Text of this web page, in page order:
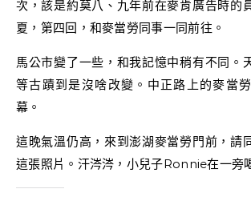
次，該是約莫八、九年前在麥肯廣告時的
夏，第四回，和麥當勞同事一同前往。
馬公市變了一些，和我記憶中稍有不同。
等古蹟到是沒啥改變。中正路上的麥當
幕。
這晚氣溫仍高，來到澎湖麥當勞門前，請
這張照片。汗涔涔，小兒子Ronnie在一旁